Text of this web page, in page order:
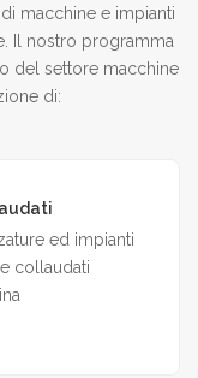
macchine e impianti
Il nostro programma
del settore macchine
di:
ed impianti
collaudati